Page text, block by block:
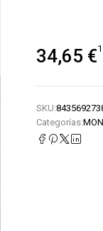
34,65 €
SKU:
Categorías: